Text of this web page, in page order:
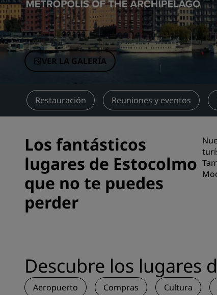
Marcas afiliadas en China
VER LA GALERÍA
Restauración Reuniones y eventos
Los fantásticos
lugares de Estocolmo
que no te puedes
perder
Descubre los lugares
Aeropuerto Compras Cultura